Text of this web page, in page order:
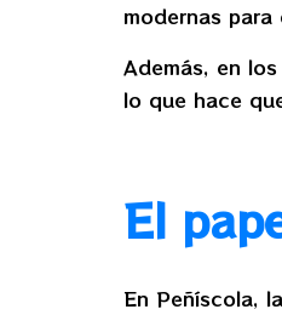
modernas
Además, en
lo que hace
El
En Peñíscola,